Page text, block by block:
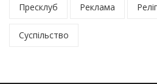
Пресклуб Реклама
Суспільство